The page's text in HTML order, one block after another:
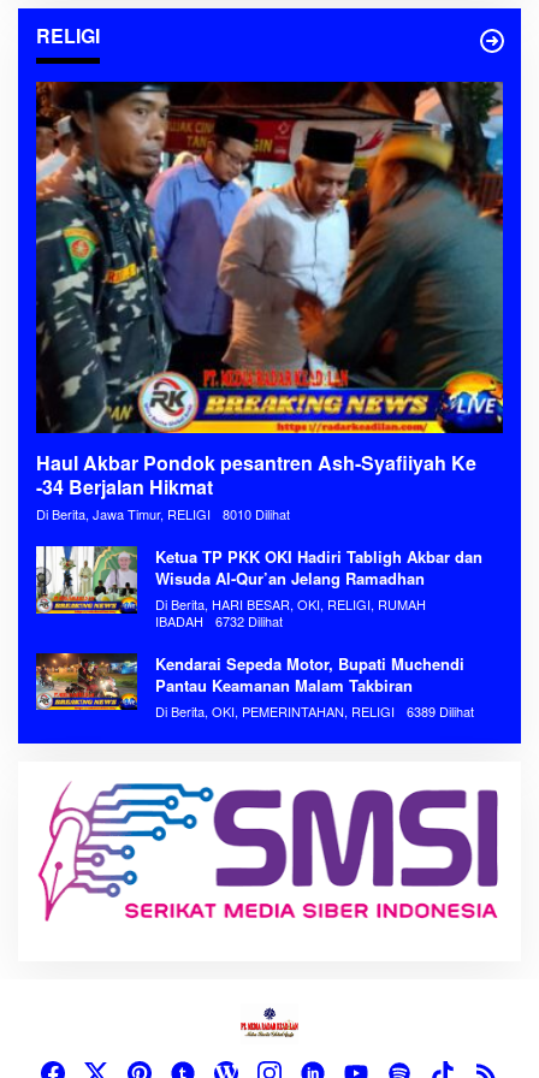
RELIGI
Haul Akbar Pondok pesantren Ash-Syafiiyah Ke
-34 Berjalan Hikmat
Di Berita, Jawa Timur, RELIGI 8010 Dilihat
Ketua TP PKK OKI Hadiri Tabligh Akbar dan
Wisuda Al-Qur’an Jelang Ramadhan
Di Berita, HARI BESAR, OKI, RELIGI, RUMAH
IBADAH
6732 Dilihat
Kendarai Sepeda Motor, Bupati Muchendi
Pantau Keamanan Malam Takbiran
Di Berita, OKI, PEMERINTAHAN, RELIGI 6389 Dilihat